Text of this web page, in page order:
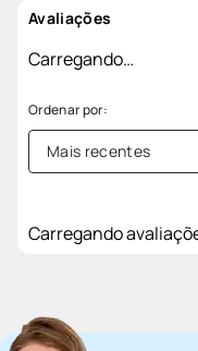
Avaliações
Carregando…
Mais recentes
Carregando